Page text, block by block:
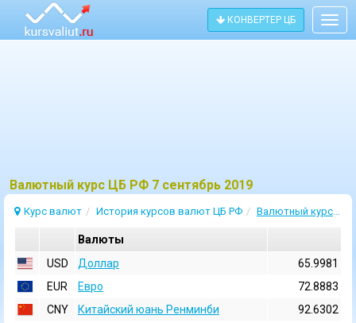
КОНВЕРТЕР ЦБ
Bалютный курс ЦБ РФ 7 сентябрь 2019
Курс валют История курсов валют ЦБ РФ Валютный курс 7 Сентябрь 2019
Валюты
USD
Доллар
65.9981
EUR
Евро
72.8883
CNY
Китайский юань Ренминби
92.6302